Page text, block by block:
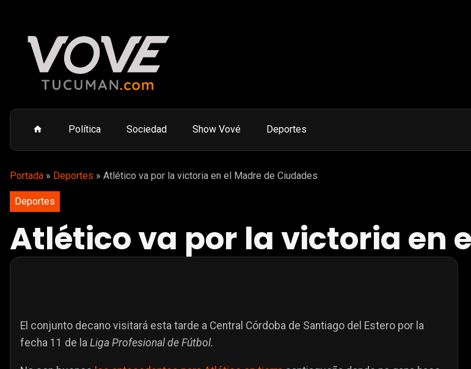
Política Sociedad Show Vové Deportes
Portada » Deportes » Atlético va por la victoria en el Madre de Ciudades
Deportes
Atlético va por la victoria en
El conjunto decano visitará esta tarde a Central Córdoba de Santiago del Estero por la
fecha 11 de la Liga Profesional de Fútbol.